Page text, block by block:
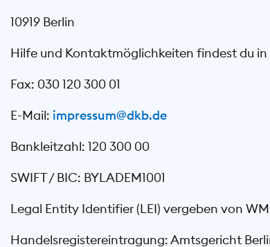
10919 Berlin
Hilfe und Kontaktmöglichkeiten findest du in
Fax: 030 120 300 01
E-Mail: impressum@dkb.de
Bankleitzahl: 120 300 00
SWIFT / BIC: BYLADEM1001
Legal Entity Identifier (LEI) vergeben von
Handelsregistereintragung: Amtsgericht